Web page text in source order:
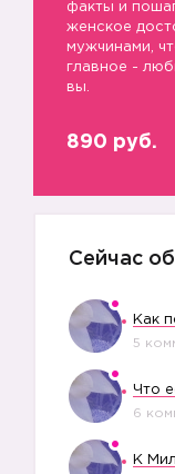
факты и
женское
мужчинами,
главное -
вы.
890 руб.
Сейчас
5
6
К